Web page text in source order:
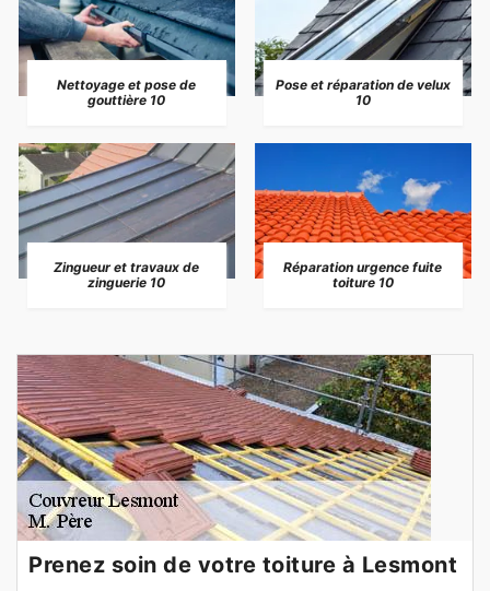
Nettoyage et pose de
gouttière 10
Pose et réparation de velux
10
Zingueur et travaux de
zinguerie 10
Réparation urgence fuite
toiture 10
Prenez soin de votre toiture à Lesmont